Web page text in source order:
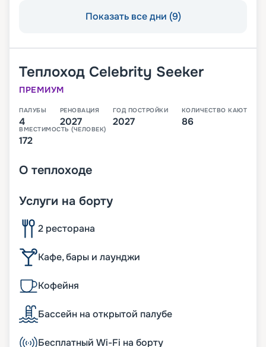
Показать все дни (9)
Теплоход Celebrity Seeker
ПРЕМИУМ
ПАЛУБЫ
4
РЕНОВАЦИЯ
2027
ГОД ПОСТРОЙКИ
2027
КОЛИЧЕСТВО КАЮТ
86
ВМЕСТИМОСТЬ (ЧЕЛОВЕК)
172
О теплоходе
Услуги на борту
2 ресторана
Кафе, бары и лаунджи
Кофейня
Бассейн на открытой палубе
Бесплатный Wi-Fi на борту